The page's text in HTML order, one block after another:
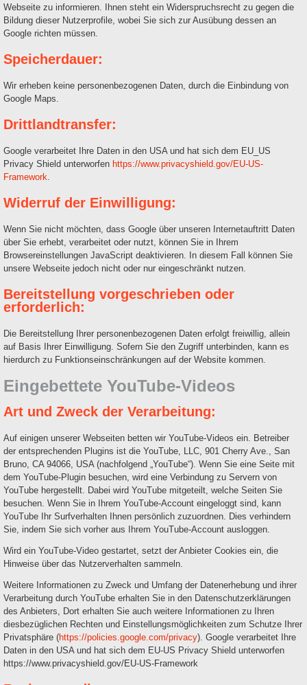
Webseite zu informieren. Ihnen steht ein Widerspruchsrecht zu gegen die
Bildung dieser Nutzerprofile, wobei Sie sich zur Ausübung dessen an
Google richten müssen.
Speicherdauer:
Wir erheben keine personenbezogenen Daten, durch die Einbindung von
Google Maps.
Drittlandtransfer:
Google verarbeitet Ihre Daten in den USA und hat sich dem EU_US
Privacy Shield unterworfen https://www.privacyshield.gov/EU-US-
Framework
Widerruf der Einwilligung:
Wenn Sie nicht möchten, dass Google über unseren Internetauftritt Daten
über Sie erhebt, verarbeitet oder nutzt, können Sie in Ihrem
Browsereinstellungen JavaScript deaktivieren. In diesem Fall können Sie
unsere Webseite jedoch nicht oder nur eingeschränkt nutzen.
Bereitstellung vorgeschrieben oder
erforderlich:
Die Bereitstellung Ihrer personenbezogenen Daten erfolgt freiwillig, allein
auf Basis Ihrer Einwilligung. Sofern Sie den Zugriff unterbinden, kann es
hierdurch zu Funktionseinschränkungen auf der Website kommen.
Eingebettete YouTube-Videos
Art und Zweck der Verarbeitung:
Auf einigen unserer Webseiten betten wir YouTube-Videos ein. Betreiber
der entsprechenden Plugins ist die YouTube, LLC, 901 Cherry Ave., San
Bruno, CA 94066, USA (nachfolgend „YouTube“). Wenn Sie eine Seite mit
dem YouTube-Plugin besuchen, wird eine Verbindung zu Servern von
YouTube hergestellt. Dabei wird YouTube mitgeteilt, welche Seiten Sie
besuchen. Wenn Sie in Ihrem YouTube-Account eingeloggt sind, kann
YouTube Ihr Surfverhalten Ihnen persönlich zuzuordnen. Dies verhindern
Sie, indem Sie sich vorher aus Ihrem YouTube-Account ausloggen.
Wird ein YouTube-Video gestartet, setzt der Anbieter Cookies ein, die
Hinweise über das Nutzerverhalten sammeln.
Weitere Informationen zu Zweck und Umfang der Datenerhebung und ihrer
Verarbeitung durch YouTube erhalten Sie in den Datenschutzerklärungen
des Anbieters, Dort erhalten Sie auch weitere Informationen zu Ihren
diesbezüglichen Rechten und Einstellungsmöglichkeiten zum Schutze Ihrer
Privatsphäre (https://policies.google.com/privacy). Google verarbeitet Ihre
Daten in den USA und hat sich dem EU-US Privacy Shield unterworfen
https://www.privacyshield.gov/EU-US-Framework